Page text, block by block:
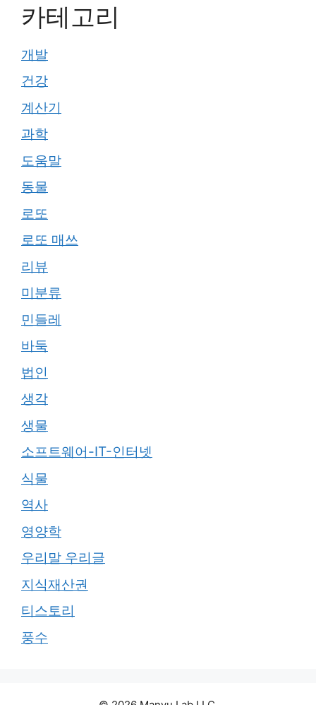
카테고리
개발
건강
계산기
과학
도움말
동물
로또
로또 매쓰
리뷰
미분류
민들레
바둑
법인
생각
생물
소프트웨어-IT-인터넷
식물
역사
영양학
우리말 우리글
지식재산권
티스토리
풍수